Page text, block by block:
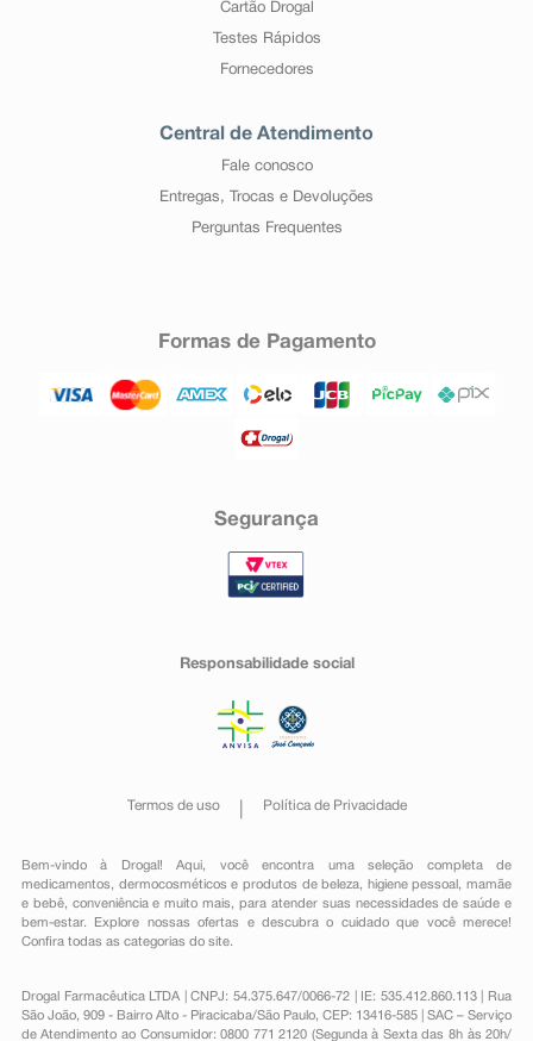
Cartão Drogal
Testes Rápidos
Fornecedores
Central de Atendimento
Fale conosco
Entregas, Trocas e Devoluções
Perguntas Frequentes
Formas de Pagamento
Segurança
Responsabilidade social
Termos de uso Política de Privacidade
Bem-vindo à Drogal! Aqui, você encontra uma seleção completa de
medicamentos , dermocosméticos e produtos de beleza, higiene pessoal ,mamãe
e bebê, conveniênciae muito mais, para atender suas necessidades de saúde e
bem-estar. Explore nossas ofertas e descubra o cuidado que você merece!
Confira todas as categorias do site.
Drogal Farmacêutica LTDA | CNPJ: 54.375.647/0066-72 | IE: 535.412.860.113 | Rua
São João, 909 - Bairro Alto - Piracicaba/São Paulo, CEP: 13416-585 | SAC – Serviço
de Atendimento ao Consumidor: 0800 771 2120 (Segunda à Sexta das 8h às 20h/